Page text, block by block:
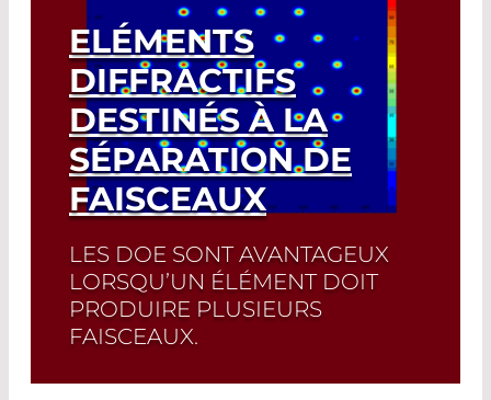
ELÉMENTS
DIFFRACTIFS
DESTINÉS À LA
SÉPARATION DE
FAISCEAUX
LES DOE SONT AVANTAGEUX
LORSQU’UN ÉLÉMENT DOIT
PRODUIRE PLUSIEURS
FAISCEAUX.